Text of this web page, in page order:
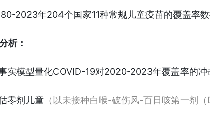
2023年204个国家11种常规儿童疫苗的覆盖率
析：
实模型量化COVID-19对2020-2023年覆盖率的冲
零剂儿童 （以未接种白喉-破伤风-百日咳第一剂（